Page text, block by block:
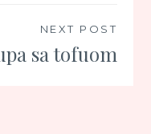
NEXT POST
sa tofuom